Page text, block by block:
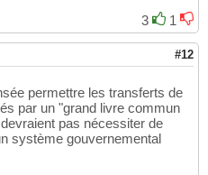
3
1
#12
permettre les transferts de
par un "grand livre commun
pas nécessiter de
système gouvernemental